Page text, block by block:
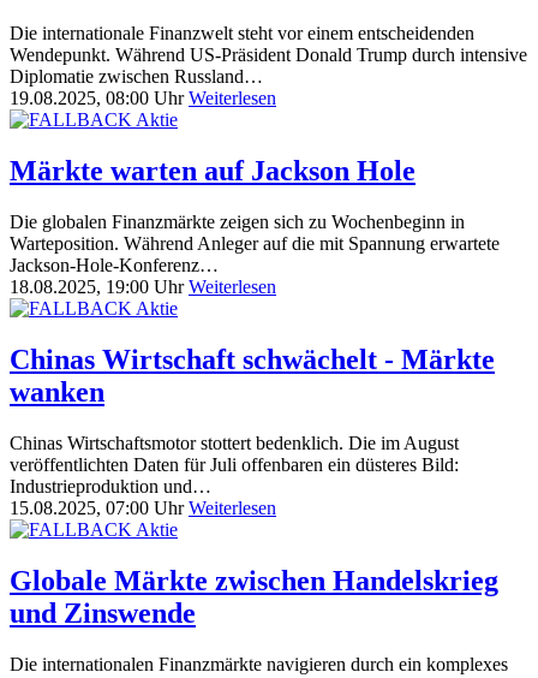
Die internationale Finanzwelt steht vor einem entscheidenden
Wendepunkt. Während US-Präsident Donald Trump durch intensive
Diplomatie zwischen Russland…
19.08.2025, 08:00 Uhr Weiterlesen
Märkte warten auf Jackson Hole
Die globalen Finanzmärkte zeigen sich zu Wochenbeginn in
Warteposition. Während Anleger auf die mit Spannung erwartete
Jackson-Hole-Konferenz…
18.08.2025, 19:00 Uhr Weiterlesen
Chinas Wirtschaft schwächelt - Märkte
wanken
Chinas Wirtschaftsmotor stottert bedenklich. Die im August
veröffentlichten Daten für Juli offenbaren ein düsteres Bild:
Industrieproduktion und…
15.08.2025, 07:00 Uhr Weiterlesen
Globale Märkte zwischen Handelskrieg
und Zinswende
Die internationalen Finanzmärkte navigieren durch ein komplexes